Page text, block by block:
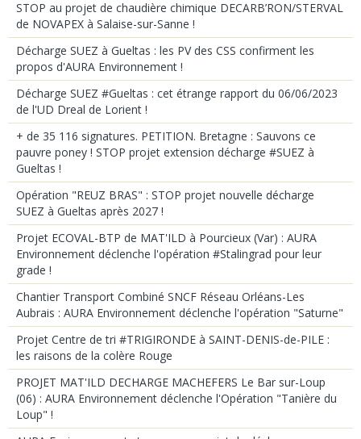
STOP au projet de chaudière chimique DECARB’RON/STERVAL
de NOVAPEX à Salaise-sur-Sanne !
Décharge SUEZ à Gueltas : les PV des CSS confirment les
propos d'AURA Environnement !
Décharge SUEZ #Gueltas : cet étrange rapport du 06/06/2023
de l'UD Dreal de Lorient !
+ de 35 116 signatures. PETITION. Bretagne : Sauvons ce
pauvre poney ! STOP projet extension décharge #SUEZ à
Gueltas !
Opération "REUZ BRAS" : STOP projet nouvelle décharge
SUEZ à Gueltas après 2027 !
Projet ECOVAL-BTP de MAT'ILD à Pourcieux (Var) : AURA
Environnement déclenche l'opération #Stalingrad pour leur
grade !
Chantier Transport Combiné SNCF Réseau Orléans-Les
Aubrais : AURA Environnement déclenche l'opération "Saturne"
Projet Centre de tri #TRIGIRONDE à SAINT-DENIS-de-PILE :
les raisons de la colère Rouge
PROJET MAT'ILD DECHARGE MACHEFERS Le Bar sur-Loup
(06) : AURA Environnement déclenche l'Opération "Tanière du
Loup" !